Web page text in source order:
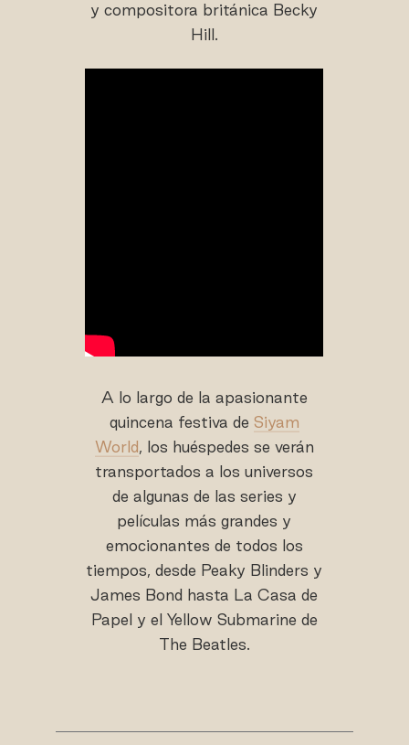
y compositora británica Becky
Hill.
A lo largo de la apasionante
quincena festiva de Siyam
World, los huéspedes se verán
transportados a los universos
de algunas de las series y
películas más grandes y
emocionantes de todos los
tiempos, desde Peaky Blinders y
James Bond hasta La Casa de
Papel y el Yellow Submarine de
The Beatles.